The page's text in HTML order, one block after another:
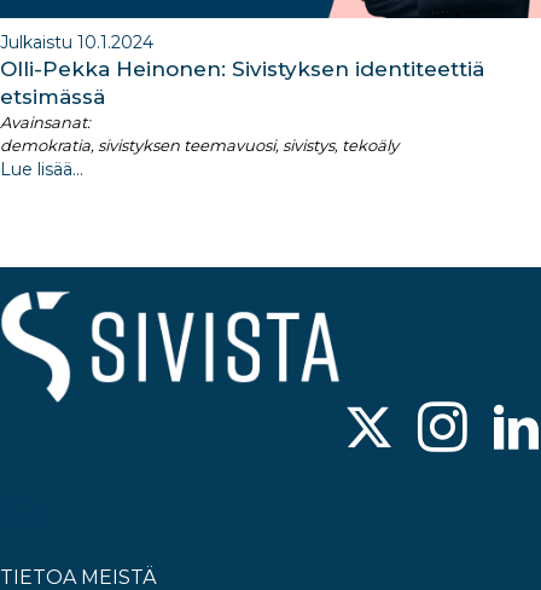
Julkaistu 10.1.2024
Olli-Pekka Heinonen: Sivistyksen identiteettiä
etsimässä
Avainsanat:
demokratia, sivistyksen teemavuosi, sivistys, tekoäly
Lue lisää...
TIETOA MEISTÄ